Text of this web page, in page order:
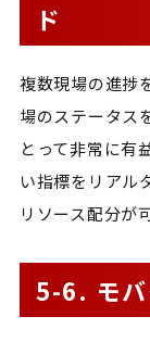
ド
複数現場の進捗
場のステータス
とって非常に有
い指標をリアル
リソース配分が
5-6. モ